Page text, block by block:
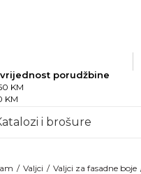
porudžbine
KM
KM
i brošure
Valjci Valjci za fasadne boje